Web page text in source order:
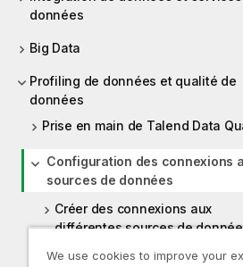
données
Big Data
Profiling de données et qualité de
données
Prise en main de Talend Data
Configuration des connexions
sources de données
Créer des connexions aux
différentes sources de
Gestion des connexions aux
We use cookies to improve your